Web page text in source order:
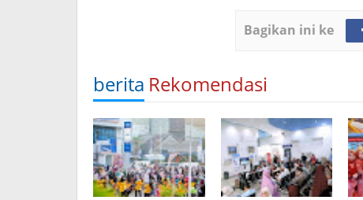
Bagikan ini ke
berita Rekomendasi